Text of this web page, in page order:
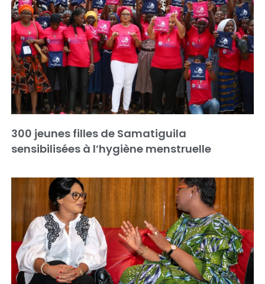
300 jeunes filles de Samatiguila
sensibilisées à l’hygiène menstruelle